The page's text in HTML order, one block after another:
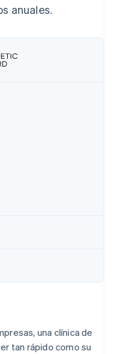
la
anuales.
una clínica de
tan rápido como su